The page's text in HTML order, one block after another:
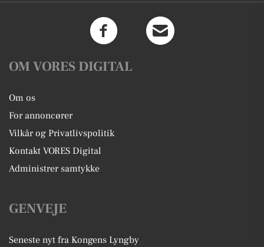
OM VORES DIGITAL
Om os
For annoncører
Vilkår og Privatlivspolitik
Kontakt VORES Digital
Administrer samtykke
GENVEJE
Seneste nyt fra Kongens Lyngby